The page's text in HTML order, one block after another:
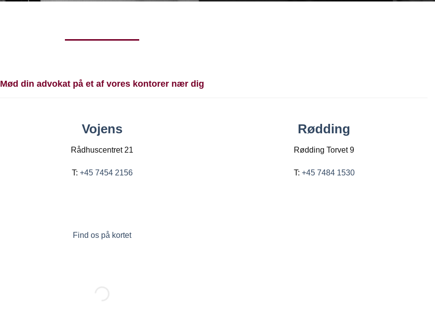
Mød din advokat på et af vores kontorer nær dig
Vojens
Rådhuscentret 21
T: +45 7454 2156
Rødding
Rødding Torvet 9
T: +45 7484 1530
Find os på kortet